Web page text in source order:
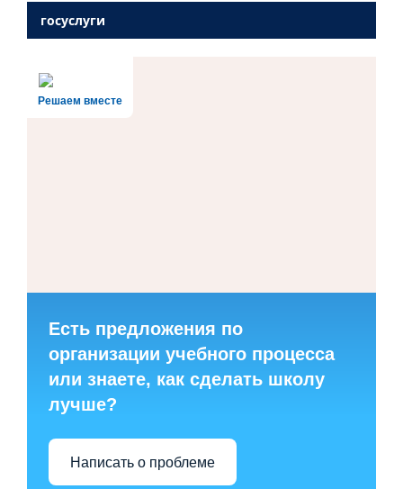
госуслуги
Решаем вместе
Есть предложения по
организации учебного процесса
или знаете, как сделать школу
лучше?
Написать о проблеме